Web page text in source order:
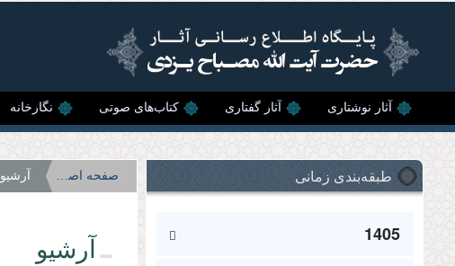
آثار نوشتاری آثار گفتاری کتاب‌های صوتی نگارخانه
طبقه‌بندی زمانی
1405
صفحه اصلی آرشیو
آرشیو